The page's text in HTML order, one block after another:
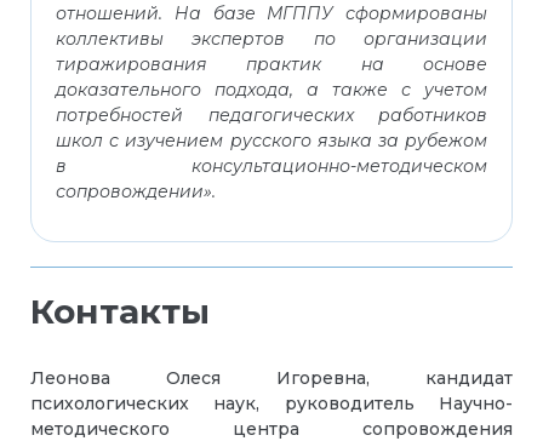
отношений. На базе МГППУ сформированы
коллективы экспертов по организации
тиражирования практик на основе
доказательного подхода, а также с учетом
потребностей педагогических работников
школ с изучением русского языка за рубежом
в консультационно-методическом
сопровождении».
Контакты
Леонова Олеся Игоревна, кандидат
психологических наук, руководитель Научно-
методического центра сопровождения